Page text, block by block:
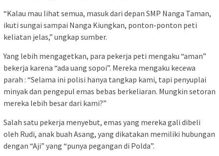
“Kalau mau lihat semua, masuk dari depan SMP Nanga Taman,
ikuti sungai sampai Nanga Kiungkan, ponton-ponton peti
keliatan jelas,” ungkap sumber.
Yang lebih mengagetkan, para pekerja peti mengaku “aman”
bekerja karena “ada uang sopoi”. Mereka mengaku kecewa
parah : “Selama ini polisi hanya tangkap kami, tapi penyuplai
minyak dan pengepul emas bebas berkeliaran. Mungkin setoran
mereka lebih besar dari kami?”
Salah satu pekerja menyebut, emas yang mereka gali dibeli
oleh Rudi, anak buah Asang, yang dikatakan memiliki hubungan
dengan “Aji” yang “punya pegangan di Polda”.